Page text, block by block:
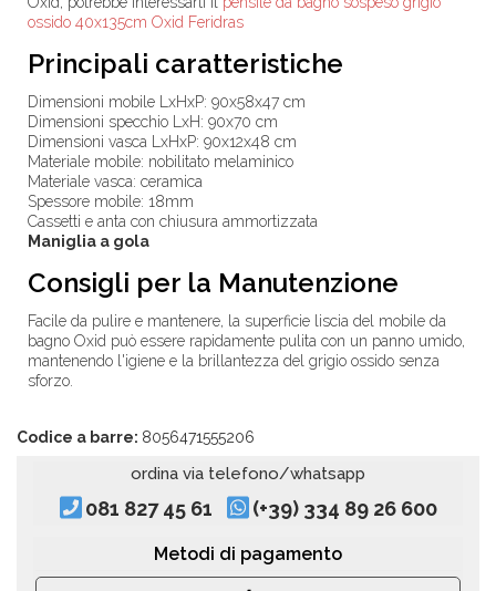
ossido 40x135cm Oxid Feridras
Principali caratteristiche
Dimensioni mobile LxHxP: 90x58x47 cm
Dimensioni specchio LxH: 90x70 cm
Dimensioni vasca LxHxP: 90x12x48 cm
Materiale mobile: nobilitato melaminico
Materiale vasca: ceramica
Spessore mobile: 18mm
Cassetti e anta con chiusura ammortizzata
Maniglia a gola
Consigli per la Manutenzione
Facile da pulire e mantenere, la superficie liscia del mobile da
bagno Oxid può essere rapidamente pulita con un panno umido,
mantenendo l'igiene e la brillantezza del grigio ossido senza
sforzo.
Codice a barre: 8056471555206
ordina via telefono/whatsapp
081 827 45 61 (+39) 334 89 26 600
Metodi di pagamento